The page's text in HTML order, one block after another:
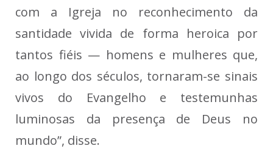
com a Igreja no reconhecimento da
santidade vivida de forma heroica por
tantos fiéis — homens e mulheres que,
ao longo dos séculos, tornaram-se sinais
vivos do Evangelho e testemunhas
luminosas da presença de Deus no
mundo”, disse.